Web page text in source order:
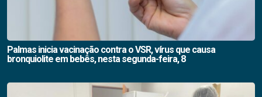
Palmas inicia vacinação contra o VSR, vírus que causa
bronquiolite em bebês, nesta segunda-feira, 8